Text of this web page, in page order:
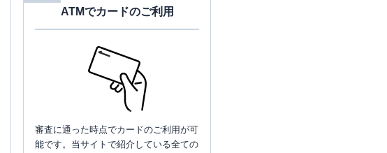
ATMでカードのご利用
審査に通った時点でカードのご利用が可
能です。当サイトで紹介している全ての